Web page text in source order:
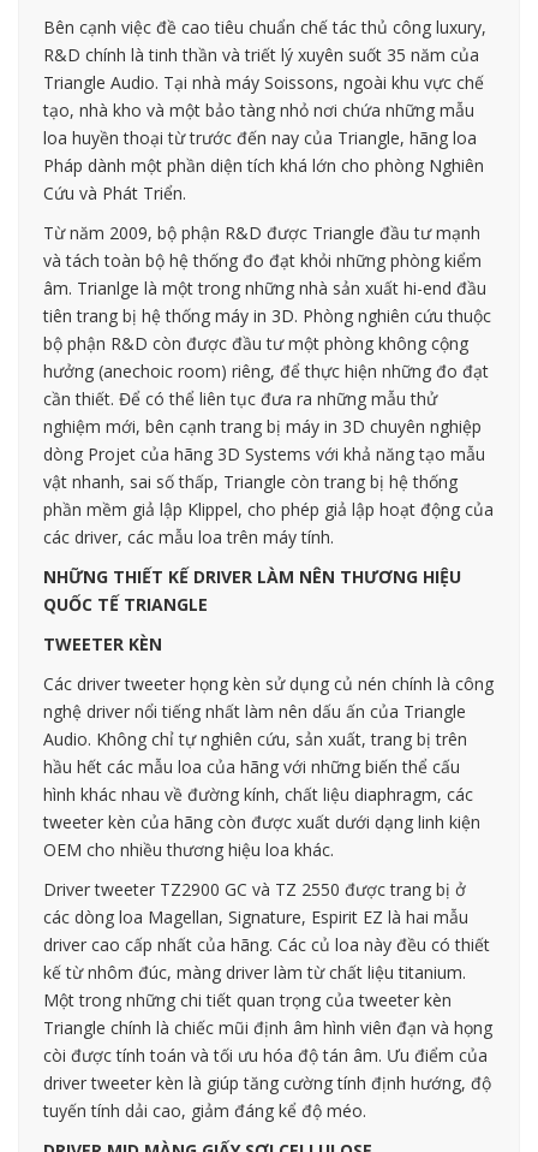
Bên cạnh việc đề cao tiêu chuẩn chế tác thủ công luxury,
R&D chính là tinh thần và triết lý xuyên suốt 35 năm của
Triangle Audio. Tại nhà máy Soissons, ngoài khu vực chế
tạo, nhà kho và một bảo tàng nhỏ nơi chứa những mẫu
loa huyền thoại từ trước đến nay của Triangle, hãng loa
Pháp dành một phần diện tích khá lớn cho phòng Nghiên
Cứu và Phát Triển.
Từ năm 2009, bộ phận R&D được Triangle đầu tư mạnh
và tách toàn bộ hệ thống đo đạt khỏi những phòng kiểm
âm. Trianlge là một trong những nhà sản xuất hi-end đầu
tiên trang bị hệ thống máy in 3D. Phòng nghiên cứu thuộc
bộ phận R&D còn được đầu tư một phòng không cộng
hưởng (anechoic room) riêng, để thực hiện những đo đạt
cần thiết. Để có thể liên tục đưa ra những mẫu thử
nghiệm mới, bên cạnh trang bị máy in 3D chuyên nghiệp
dòng Projet của hãng 3D Systems với khả năng tạo mẫu
vật nhanh, sai số thấp, Triangle còn trang bị hệ thống
phần mềm giả lập Klippel, cho phép giả lập hoạt động của
các driver, các mẫu loa trên máy tính.
NHỮNG THIẾT KẾ DRIVER LÀM NÊN THƯƠNG HIỆU
QUỐC TẾ TRIANGLE
TWEETER KÈN
Các driver tweeter họng kèn sử dụng củ nén chính là công
nghệ driver nổi tiếng nhất làm nên dấu ấn của Triangle
Audio. Không chỉ tự nghiên cứu, sản xuất, trang bị trên
hầu hết các mẫu loa của hãng với những biến thể cấu
hình khác nhau về đường kính, chất liệu diaphragm, các
tweeter kèn của hãng còn được xuất dưới dạng linh kiện
OEM cho nhiều thương hiệu loa khác.
Driver tweeter TZ2900 GC và TZ 2550 được trang bị ở
các dòng loa Magellan, Signature, Espirit EZ là hai mẫu
driver cao cấp nhất của hãng. Các củ loa này đều có thiết
kế từ nhôm đúc, màng driver làm từ chất liệu titanium.
Một trong những chi tiết quan trọng của tweeter kèn
Triangle chính là chiếc mũi định âm hình viên đạn và họng
còi được tính toán và tối ưu hóa độ tán âm. Ưu điểm của
driver tweeter kèn là giúp tăng cường tính định hướng, độ
tuyến tính dải cao, giảm đáng kể độ méo.